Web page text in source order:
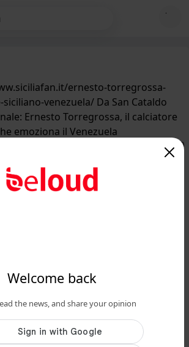
Welcome back
the news, and share your opinion
ernesto-torregrossa-
venezuela/ Da San Cataldo
Ernesto Torregrossa, il calciatore
emoziona il Venezuela
/50
Cataldo al sogno in Nazionale:
il calciatore più amato del